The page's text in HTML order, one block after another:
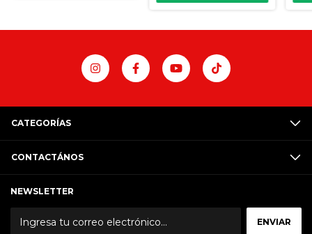
CATEGORÍAS
CONTACTÁNOS
NEWSLETTER